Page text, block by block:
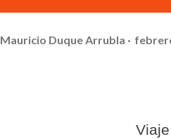
Mauricio Duque Arrubla